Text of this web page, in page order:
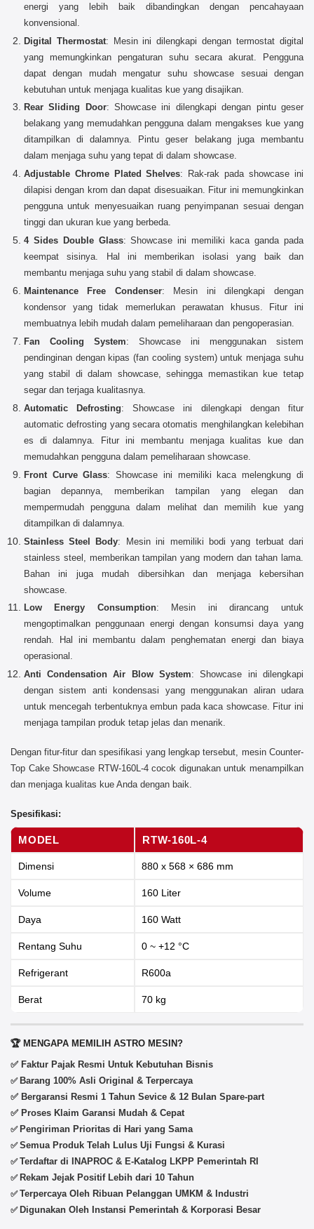
energi yang lebih baik dibandingkan dengan pencahayaan
konvensional.
Digital Thermostat: Mesin ini dilengkapi dengan termostat digital
yang memungkinkan pengaturan suhu secara akurat. Pengguna
dapat dengan mudah mengatur suhu showcase sesuai dengan
kebutuhan untuk menjaga kualitas kue yang disajikan.
Rear Sliding Door: Showcase ini dilengkapi dengan pintu geser
belakang yang memudahkan pengguna dalam mengakses kue yang
ditampilkan di dalamnya. Pintu geser belakang juga membantu
dalam menjaga suhu yang tepat di dalam showcase.
Adjustable Chrome Plated Shelves: Rak-rak pada showcase ini
dilapisi dengan krom dan dapat disesuaikan. Fitur ini memungkinkan
pengguna untuk menyesuaikan ruang penyimpanan sesuai dengan
tinggi dan ukuran kue yang berbeda.
4 Sides Double Glass: Showcase ini memiliki kaca ganda pada
keempat sisinya. Hal ini memberikan isolasi yang baik dan
membantu menjaga suhu yang stabil di dalam showcase.
Maintenance Free Condenser: Mesin ini dilengkapi dengan
kondensor yang tidak memerlukan perawatan khusus. Fitur ini
membuatnya lebih mudah dalam pemeliharaan dan pengoperasian.
Fan Cooling System: Showcase ini menggunakan sistem
pendinginan dengan kipas (fan cooling system) untuk menjaga suhu
yang stabil di dalam showcase, sehingga memastikan kue tetap
segar dan terjaga kualitasnya.
Automatic Defrosting: Showcase ini dilengkapi dengan fitur
automatic defrosting yang secara otomatis menghilangkan kelebihan
es di dalamnya. Fitur ini membantu menjaga kualitas kue dan
memudahkan pengguna dalam pemeliharaan showcase.
Front Curve Glass: Showcase ini memiliki kaca melengkung di
bagian depannya, memberikan tampilan yang elegan dan
mempermudah pengguna dalam melihat dan memilih kue yang
ditampilkan di dalamnya.
Stainless Steel Body: Mesin ini memiliki bodi yang terbuat dari
stainless steel, memberikan tampilan yang modern dan tahan lama.
Bahan ini juga mudah dibersihkan dan menjaga kebersihan
showcase.
Low Energy Consumption: Mesin ini dirancang untuk
mengoptimalkan penggunaan energi dengan konsumsi daya yang
rendah. Hal ini membantu dalam penghematan energi dan biaya
operasional.
Anti Condensation Air Blow System: Showcase ini dilengkapi
dengan sistem anti kondensasi yang menggunakan aliran udara
untuk mencegah terbentuknya embun pada kaca showcase. Fitur ini
menjaga tampilan produk tetap jelas dan menarik.
Dengan fitur-fitur dan spesifikasi yang lengkap tersebut, mesin Counter-
Top Cake Showcase RTW-160L-4 cocok digunakan untuk menampilkan
dan menjaga kualitas kue Anda dengan baik.
Spesifikasi:
MODEL RTW-160L-4
Dimensi 880 x 568 × 686 mm
Volume 160 Liter
Daya 160 Watt
Rentang Suhu 0 ~ +12 °C
Refrigerant R600a
Berat 70 kg
🏆 MENGAPA MEMILIH ASTRO MESIN?
✅ Faktur Pajak Resmi Untuk Kebutuhan Bisnis
✅ Barang 100% Asli Original & Terpercaya
✅ Bergaransi Resmi 1 Tahun Sevice & 12 Bulan Spare-part
✅ Proses Klaim Garansi Mudah & Cepat
✅ Pengiriman Prioritas di Hari yang Sama
✅Semua Produk Telah Lulus Uji Fungsi & Kurasi
✅Terdaftar di INAPROC & E-Katalog LKPP Pemerintah RI
✅ Rekam Jejak Positif Lebih dari 10 Tahun
✅Terpercaya Oleh Ribuan Pelanggan UMKM & Industri
✅ Digunakan Oleh Instansi Pemerintah & Korporasi Besar